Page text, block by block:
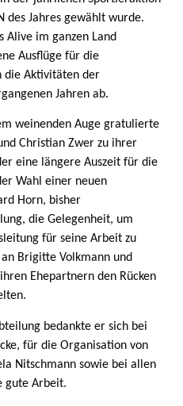
des Jahres gewählt wurde.
im ganzen Land
Ausflüge für die
die Aktivitäten der
Jahren ab.
weinenden Auge gratulierte
Christian Zwer zu ihrer
eine längere Auszeit für die
Wahl einer neuen
Horn, bisher
die Gelegenheit, um
für seine Arbeit zu
Brigitte Volkmann und
Ehepartnern den Rücken
bedankte er sich bei
für die Organisation von
Nitschmann sowie bei allen
gute Arbeit.